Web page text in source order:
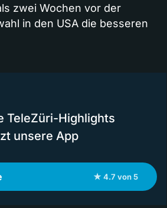
zwei Wochen vor der
in den USA die besseren
TeleZüri-Highlights
unsere App
★ 4.7 von 5